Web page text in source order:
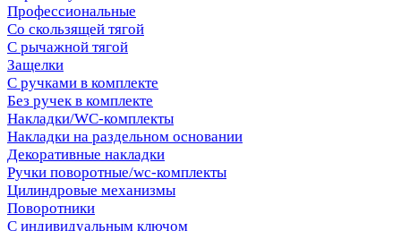
Профессиональные
Со скользящей тягой
С рычажной тягой
Защелки
С ручками в комплекте
Без ручек в комплекте
Накладки/WC-комплекты
Накладки на раздельном основании
Декоративные накладки
Ручки поворотные/wc-комплекты
Цилиндровые механизмы
Поворотники
С индивидуальным ключом